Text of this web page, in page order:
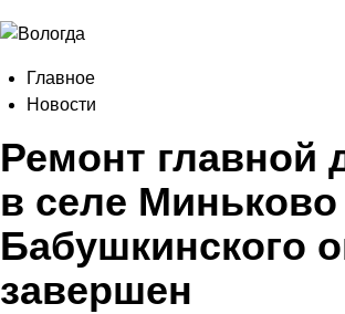
Главное
Новости
Ремонт главной
в селе Миньково
Бабушкинского
завершен